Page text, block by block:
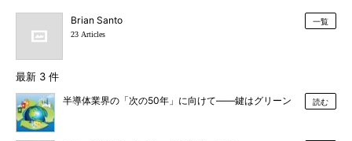
Brian Santo
23 Articles
一覧
最新 3 件
半導体業界の「次の50年」に向けて――鍵はグリーン 読む